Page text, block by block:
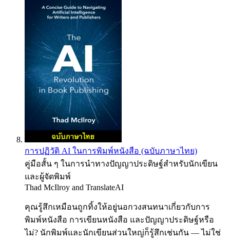
การปฏิวัติ AI ในการพิมพ์หนังสือ (ฉบับภาษาไทย)
คู่มือสั้น ๆ ในการนำทางปัญญาประดิษฐ์สำหรับนักเขียน
และผู้จัดพิมพ์
Thad McIlroy and TranslateAI
คุณรู้สึกเหมือนถูกทิ้งให้อยู่นอกวงสนทนาเกี่ยวกับการ
พิมพ์หนังสือ การเขียนหนังสือ และปัญญาประดิษฐ์หรือ
ไม่? นักพิมพ์และนักเขียนส่วนใหญ่ก็รู้สึกเช่นกัน — ไม่ใช่